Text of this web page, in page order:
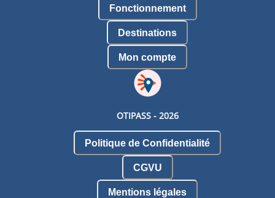
Fonctionnement
Destinations
Mon compte
OTIPASS - 2026
Politique de Confidentialité
CGVU
Mentions légales